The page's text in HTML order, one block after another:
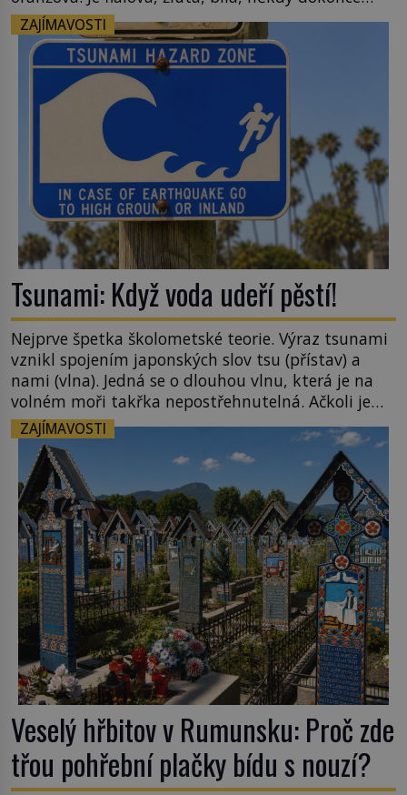
téměř černá. Až díky stovkám let pečlivého
šlechtění se z ní stává zelenina, bez které si českou
zahradu ani nedokážeme představit. Její příběh je
ZAJÍMAVOSTI
Tsunami: Když voda udeří pěstí!
Nejprve špetka školometské teorie. Výraz tsunami
vznikl spojením japonských slov tsu (přístav) a
nami (vlna). Jedná se o dlouhou vlnu, která je na
volném moři takřka nepostřehnutelná. Ačkoli je
vlnová délka tsunami i 300 kilometrů, výška vlny
na volném moři je maximálně 1,5 metru. Máme se
podobné obří vlny obávat i v Evropě? Vznik
tsunami si […]
ZAJÍMAVOSTI
Veselý hřbitov v Rumunsku: Proč zde
třou pohřební plačky bídu s nouzí?